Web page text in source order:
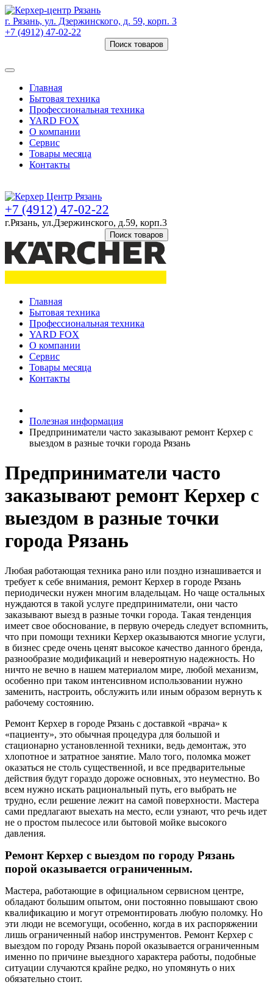
г. Рязань, ул. Дзержинского, д. 59, корп. 3
+7 (4912) 47-02-22
Поиск товаров
Главная
Бытовая техника
Профессиональная техника
YARD FOX
О компании
Сервис
Товары месяца
Контакты
+7 (4912) 47-02-22
г.Рязань, ул.Дзержинского, д.59, корп.3
Поиск товаров
Главная
Бытовая техника
Профессиональная техника
YARD FOX
О компании
Сервис
Товары месяца
Контакты
Полезная информация
Предприниматели часто заказывают ремонт Керхер с
выездом в разные точки города Рязань
Предприниматели часто
заказывают ремонт Керхер с
выездом в разные точки
города Рязань
Любая работающая техника рано или поздно изнашивается и
требует к себе внимания, ремонт Керхер в городе Рязань
периодически нужен многим владельцам. Но чаще остальных
нуждаются в такой услуге предприниматели, они часто
заказывают выезд в разные точки города. Такая тенденция
имеет свое обоснование, в первую очередь следует вспомнить,
что при помощи техники Керхер оказываются многие услуги,
в бизнес среде очень ценят высокое качество данного бренда,
разнообразие модификаций и невероятную надежность. Но
ничто не вечно в нашем материалом мире, любой механизм,
особенно при таком интенсивном использовании нужно
заменить, настроить, обслужить или иным образом вернуть к
рабочему состоянию.
Ремонт Керхер в городе Рязань с доставкой «врача» к
«пациенту», это обычная процедура для большой и
стационарно установленной техники, ведь демонтаж, это
хлопотное и затратное занятие. Мало того, поломка может
оказаться не столь существенной, и все предварительные
действия будут гораздо дороже основных, это неуместно. Во
всем нужно искать рациональный путь, его выбрать не
трудно, если решение лежит на самой поверхности. Мастера
сами предлагают выехать на место, если узнают, что речь идет
не о простом пылесосе или бытовой мойке высокого
давления.
Ремонт Керхер с выездом по городу Рязань
порой оказывается ограниченным.
Мастера, работающие в официальном сервисном центре,
обладают большим опытом, они постоянно повышают свою
квалификацию и могут отремонтировать любую поломку. Но
эти люди не всемогущи, особенно, когда в их распоряжении
лишь ограниченный набор инструментов. Ремонт Керхер с
выездом по городу Рязань порой оказывается ограниченным
именно по причине выездного характера работы, подобные
ситуации случаются крайне редко, но упомянуть о них
обязательно стоит.